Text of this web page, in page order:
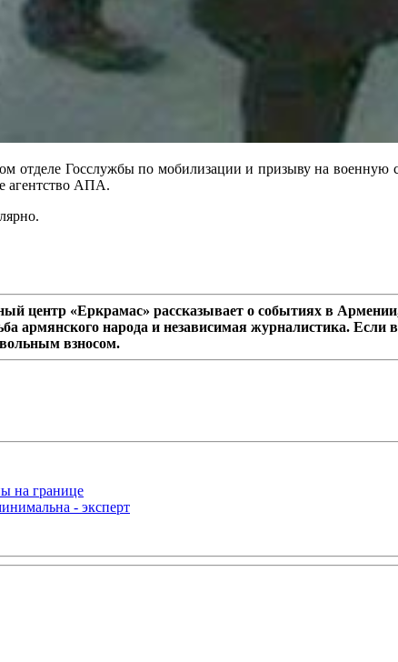
отделе Госслужбы по мобилизации и призыву на
агентство АПА.
центр «Еркрамас» рассказывает о событиях в
армянского народа и независимая журналистика.
взносом.
на границе
- эксперт